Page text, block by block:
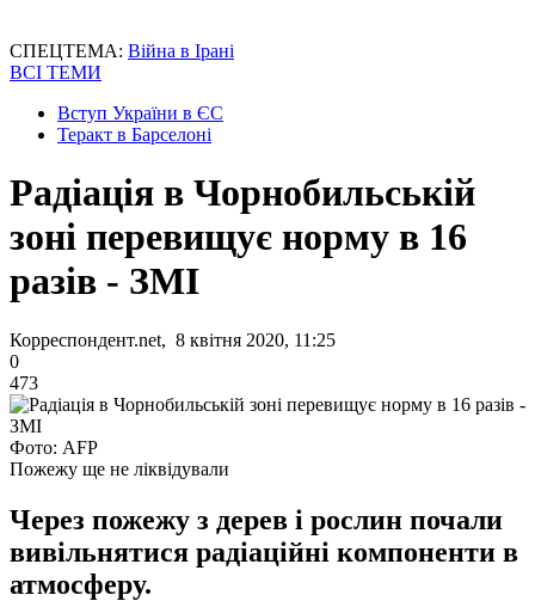
СПЕЦТЕМА: Війна в Ірані
ВСІ ТЕМИ
Вступ України в ЄС
Теракт в Барселоні
Радіація в Чорнобильській
зоні перевищує норму в 16
разів - ЗМІ
Корреспондент.net, 8 квітня 2020, 11:25
0
473
Фото: AFP
Пожежу ще не ліквідували
Через пожежу з дерев і рослин почали
вивільнятися радіаційні компоненти в
атмосферу.